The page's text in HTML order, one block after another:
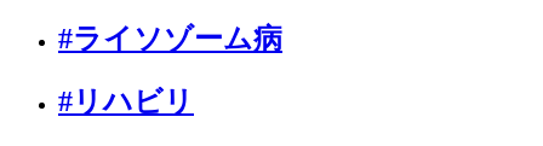
#ライソゾーム病
#リハビリ